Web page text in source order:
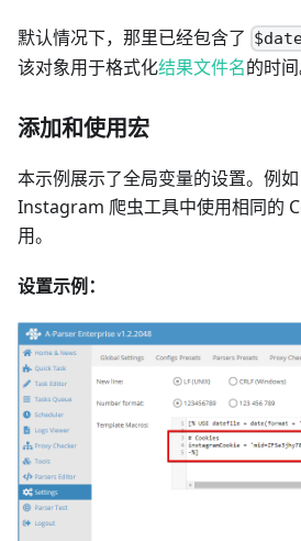
默认情况下，那里已经包含了
该对象用于格式化结果文件名的时间
添加和使用宏
本示例展示了全局变量的设置。例
Instagram 爬虫工具中使用相同的
用。
设置示例：